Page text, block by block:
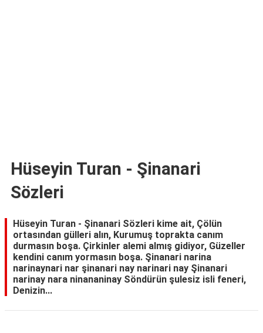
Hüseyin Turan - Şinanari
Sözleri
Hüseyin Turan - Şinanari Sözleri kime ait, Çölün
ortasından gülleri alın, Kurumuş toprakta canım
durmasın boşa. Çirkinler alemi almış gidiyor, Güzeller
kendini canım yormasın boşa. Şinanari narina
narinaynari nar şinanari nay narinari nay Şinanari
narinay nara ninananinay Söndürün şulesiz isli feneri,
Denizin...